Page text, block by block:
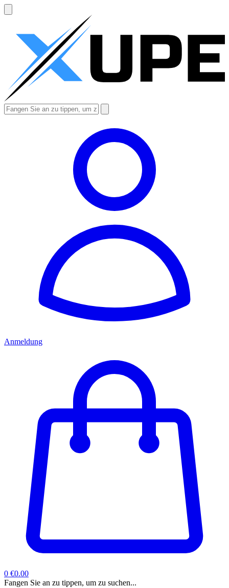
Anmeldung
0 €0.00
Fangen Sie an zu tippen, um zu suchen...